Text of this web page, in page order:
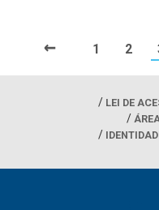
← 1 2
LEI DE